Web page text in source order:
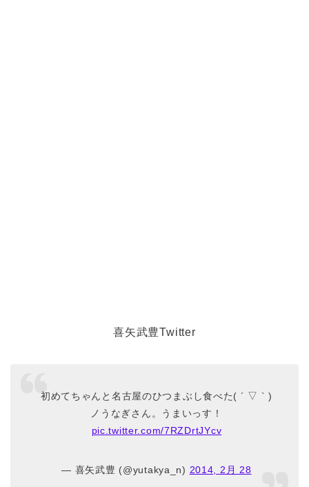
喜矢武豊Twitter
初めてちゃんと名古屋のひつまぶし食べた( ´ ▽ ` )
ノうなぎさん。うまいっす！
pic.twitter.com/7RZDrtJYcv
— 喜矢武豊 (@yutakya_n) 2014, 2月 28